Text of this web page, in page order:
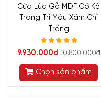
Cửa Lùa Gỗ MDF Có Kệ
Trang Trí Màu Xám Chỉ
Trắng
9.930.000đ 10.800.000đ
Chọn sản phẩm